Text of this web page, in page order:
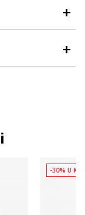
-30% U